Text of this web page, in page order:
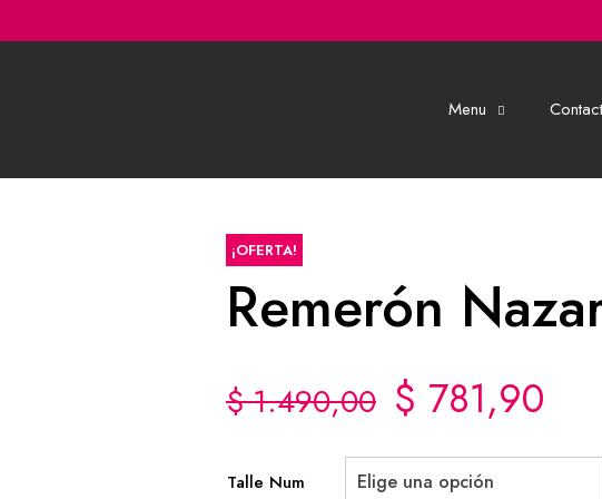
Menu
¡OFERTA!
Remerón
$1.490,00 $ 781,90
Talle Num Elige una opción